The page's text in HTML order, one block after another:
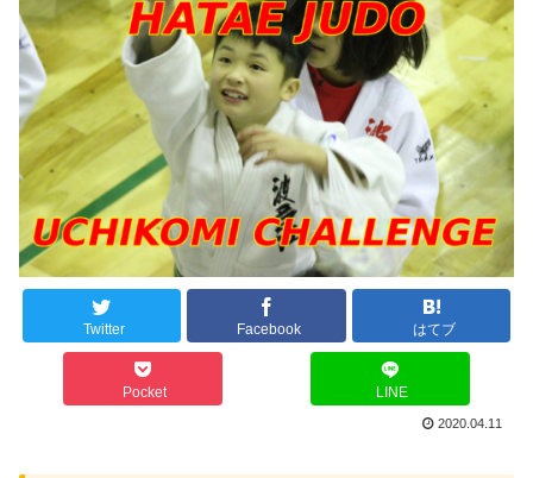
Twitter Facebook はてブ
Pocket LINE
2020.04.11